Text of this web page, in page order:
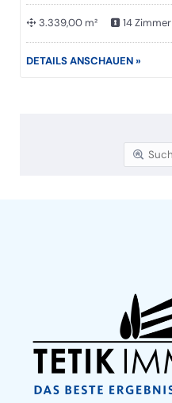
3.339,00 m² 14 Zimmer
DETAILS ANSCHAUEN »